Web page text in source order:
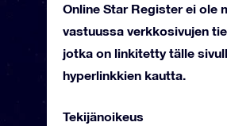
Online Star Register ei ole
vastuussa verkkosivujen
jotka on linkitetty tälle
hyperlinkkien kautta.
Tekijänoikeus